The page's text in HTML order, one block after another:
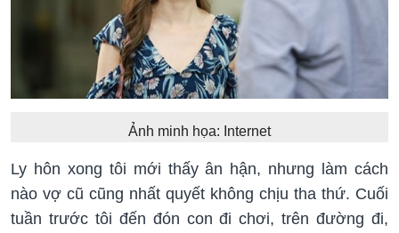
Ảnh minh họa: Internet
Ly hôn xong tôi mới thấy ân hận, nhưng làm cách
nào vợ cũ cũng nhất quyết không chịu tha thứ. Cuối
tuần trước tôi đến đón con đi chơi, trên đường đi,